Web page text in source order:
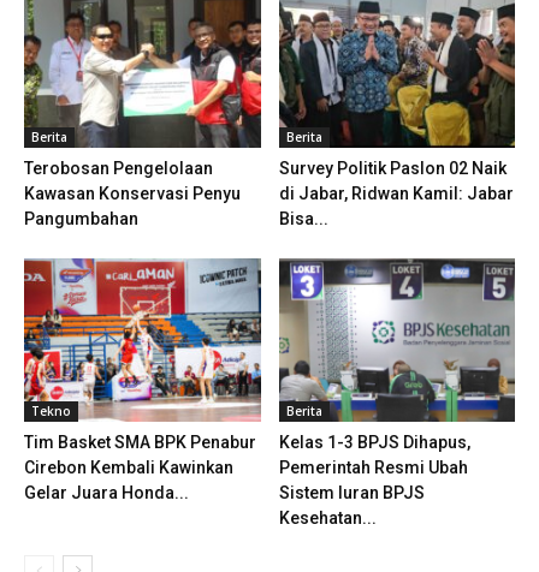
Berita
Terobosan Pengelolaan
Kawasan Konservasi Penyu
Pangumbahan
Berita
Survey Politik Paslon 02 Naik
di Jabar, Ridwan Kamil: Jabar
Bisa...
Tekno
Tim Basket SMA BPK Penabur
Cirebon Kembali Kawinkan
Gelar Juara Honda...
Berita
Kelas 1-3 BPJS Dihapus,
Pemerintah Resmi Ubah
Sistem Iuran BPJS
Kesehatan...